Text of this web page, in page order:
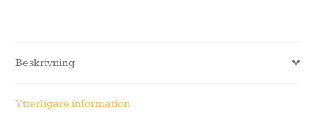
Beskrivning
Ytterligare information